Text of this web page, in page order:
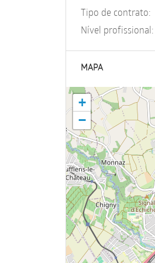
Tipo de contrato:
Nível profissional:
MAPA
+
−